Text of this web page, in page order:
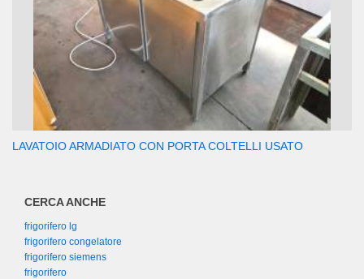
LAVATOIO ARMADIATO CON PORTA COLTELLI USATO
CERCA ANCHE
frigorifero lg
frigorifero congelatore
frigorifero siemens
frigorifero